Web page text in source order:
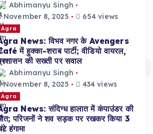
Abhimanyu Singh
November 8, 2025
654 views
Agra
News: विभव नगर के Avengers
में हुक्का-शराब पार्टी; वीडियो वायरल,
की सख्ती पर सवाल
Abhimanyu Singh
November 8, 2025
434 views
Agra
News: संदिग्ध हालात में कंपाउंडर की
परिजनों ने शव सड़क पर रखकर किया 3
हंगामा